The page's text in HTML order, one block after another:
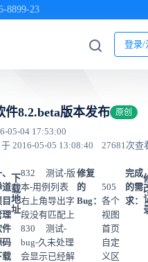
8899-23
登录/
件8.2.beta版本发布 原创
05-04 17:53:00
2016-05-05 13:08:40
27681次查
完成
的需
求：
505
各个
视图
首页
自定
义区
修复
的
Bug：
832 测试-版
本-用例列表
右上角导出字
段没有匹配上
830 测试-
bug-久未处理
会显示已经解
下
载
地
址
道
理
件
码
载